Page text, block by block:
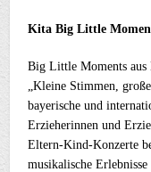
Kita Big Little
Big Little Moments
„Kleine Stimmen,
bayerische und
Erzieherinnen und
Eltern-Kind-Konzerte
musikalische